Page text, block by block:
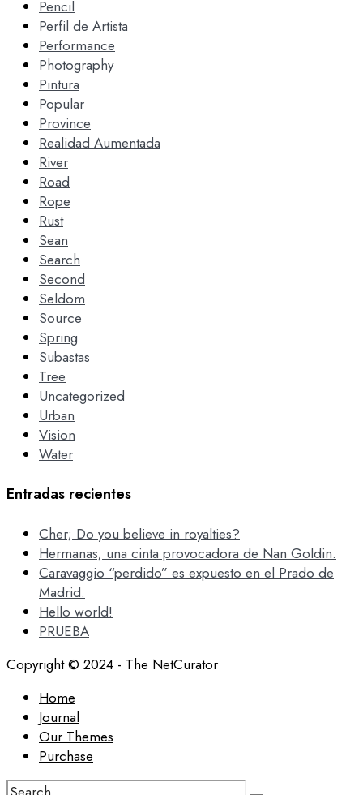
Pencil
Perfil de Artista
Performance
Photography
Pintura
Popular
Province
Realidad Aumentada
River
Road
Rope
Rust
Sean
Search
Second
Seldom
Source
Spring
Subastas
Tree
Uncategorized
Urban
Vision
Water
Entradas recientes
Cher; Do you believe in royalties?
Hermanas; una cinta provocadora de Nan Goldin.
Caravaggio “perdido” es expuesto en el Prado de
Madrid.
Hello world!
PRUEBA
Copyright © 2024 - The NetCurator
Home
Journal
Our Themes
Purchase
Search